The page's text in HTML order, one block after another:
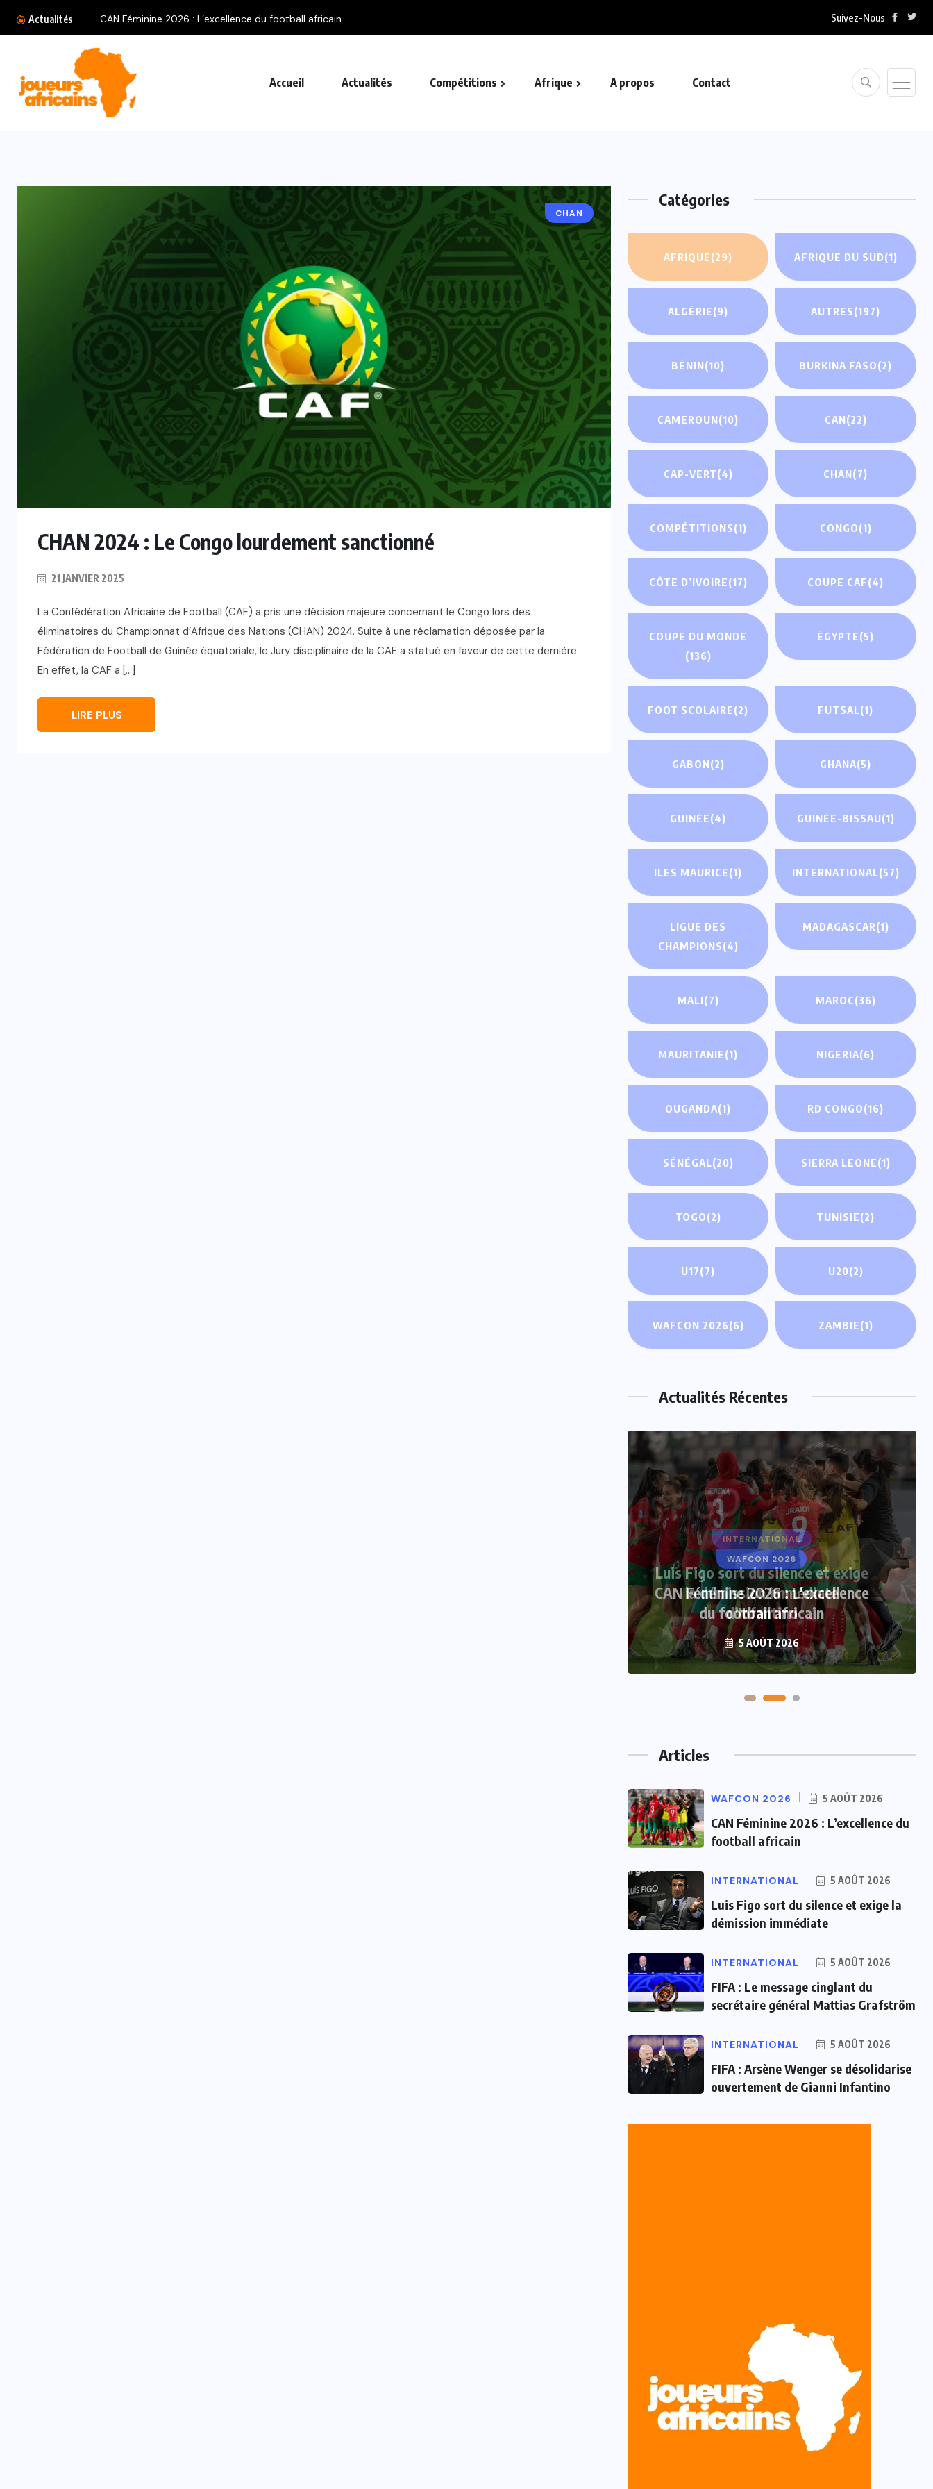
Actualités CAN Féminine 2026 : L’excellence du football africain Suivez-Nous
Accueil Actualités Compétitions Afrique A propos Contact
CHAN
CHAN 2024 : Le Congo lourdement sanctionné
21 JANVIER 2025
La Confédération Africaine de Football (CAF) a pris une décision majeure concernant le Congo lors des
éliminatoires du Championnat d’Afrique des Nations (CHAN) 2024. Suite à une réclamation déposée par la
Fédération de Football de Guinée équatoriale, le Jury disciplinaire de la CAF a statué en faveur de cette dernière.
En effet, la CAF a […]
LIRE PLUS
Catégories
AFRIQUE(29) AFRIQUE DU SUD(1)
ALGÉRIE(9) AUTRES(197)
BÉNIN(10) BURKINA FASO(2)
CAMEROUN(10) CAN(22)
CAP-VERT(4) CHAN(7)
COMPÉTITIONS(1) CONGO(1)
CÔTE D’IVOIRE(17) COUPE CAF(4)
COUPE DU MONDE
(136)
ÉGYPTE(5)
FOOT SCOLAIRE(2) FUTSAL(1)
GABON(2) GHANA(5)
GUINÉE(4) GUINÉE-BISSAU(1)
ILES MAURICE(1) INTERNATIONAL(57)
LIGUE DES
CHAMPIONS(4)
MADAGASCAR(1)
MALI(7) MAROC(36)
MAURITANIE(1) NIGERIA(6)
OUGANDA(1) RD CONGO(16)
SÉNÉGAL(20) SIERRA LEONE(1)
TOGO(2) TUNISIE(2)
U17(7) U20(2)
WAFCON 2026(6) ZAMBIE(1)
Actualités Récentes
INTERNATIONAL
Luis Figo sort du silence et exige
la démission immédiate
d’Infantino
5 AOÛT 2026
Articles
WAFCON 2026 5 AOÛT 2026
CAN Féminine 2026 : L’excellence du
football africain
INTERNATIONAL 5 AOÛT 2026
Luis Figo sort du silence et exige la
démission immédiate
INTERNATIONAL 5 AOÛT 2026
FIFA : Le message cinglant du
secrétaire général Mattias Grafström
INTERNATIONAL 5 AOÛT 2026
FIFA : Arsène Wenger se désolidarise
ouvertement de Gianni Infantino